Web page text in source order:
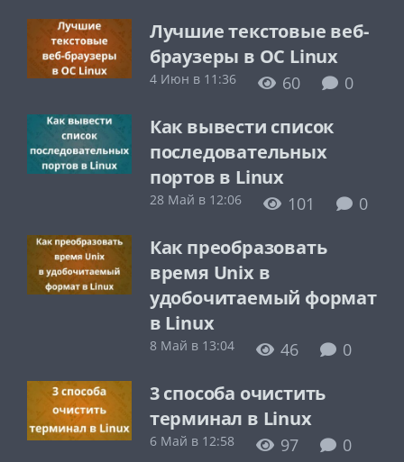
Лучшие текстовые веб-
браузеры в ОС Linux
4 Июн в 11:36 60 0
Как вывести список
последовательных
портов в Linux
28 Май в 12:06 101 0
Как преобразовать
время Unix в
удобочитаемый формат
в Linux
8 Май в 13:04 46 0
3 способа очистить
терминал в Linux
6 Май в 12:58 97 0